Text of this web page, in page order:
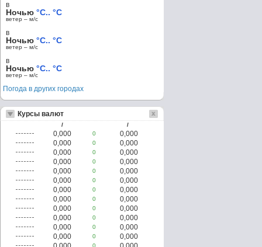
в
Ночью °C.. °C
ветер – м/c
в
Ночью °C.. °C
ветер – м/c
в
Ночью °C.. °C
ветер – м/c
Погода в других городах
Курсы валют
/ /
0,000 0
0,000
0,000
0
0,000
0,000
0
0,000
0,000
0
0,000
0,000
0
0,000
0,000
0
0,000
0,000
0
0,000
0,000
0
0,000
0,000
0
0,000
0,000
0
0,000
0,000
0
0,000
0,000
0
0,000
0